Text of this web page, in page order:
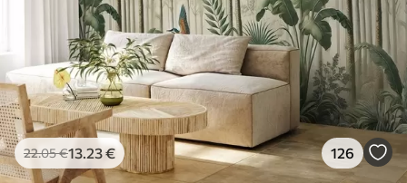
22.05€13 .23€ 126